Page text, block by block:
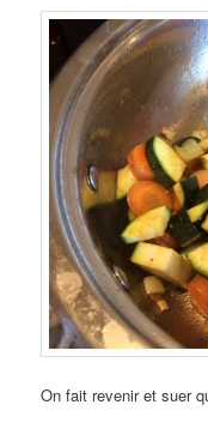
On fait revenir et suer